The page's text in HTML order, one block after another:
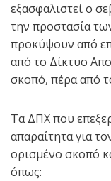
εξασφαλιστεί ο
την προστασία
προκύψουν από
από το Δίκτυο
σκοπό, πέρα από
Τα ΔΠΧ που
απαραίτητα για
ορισμένο σκοπό
όπως: